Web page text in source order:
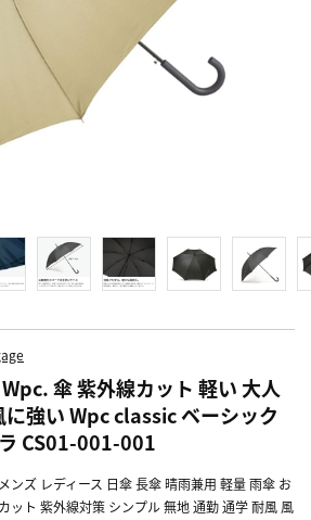
傘 紫外線カット 軽い 大人
強い Wpc classic ベーシック
CS01-001-001
ンズ レディース 日傘 長傘 晴雨兼用 軽量 雨傘 お
ット 紫外線対策 シンプル 無地 通勤 通学 耐風 風